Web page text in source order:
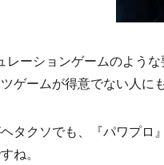
ーションゲームのよう
ゲームが得意でない人に
タクソでも、『パワプロ
ね。